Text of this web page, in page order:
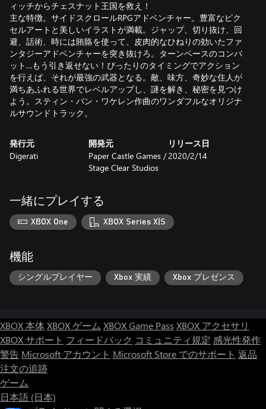
ィッチからチェスナット王国を救え！
主な特徴。サイドスクロールRPGアドベンチャー。豊富なピク
セルアートと美しいイラストが満載。ジャップ、切り抜け、回
避、話術、時には賄賂を使って、皮肉的なひねりの効いたファ
ンタジーアドベンチャーを突き抜けろ。ターンベースのコンバ
ット…もう引き返せない！ぴったりのタイミングでアクション
を行えば、それが最強の武器となる。敵、味方、奇妙な住人が
満ちあふれる世界でレベルアップし、謎を解き、秘密を見つけ
よう。スティン・バン・ワケレン作曲のワンダフルなオリジナ
ルサウンドトラック。
発行元
Digerati
開発元
Paper Castle Games /
Stage Clear Studios
リリース日
2020/2/14
一緒にプレイする
XBOX One XBOX Series X|S
機能
シングルプレイヤー Xbox 実績 Xbox プレゼンス
XBOX 本体XBOX ゲーム XBOX Game Pass XBOX アクセサリ
XBOX サポート フィードバック コミュニティ規定 感光性発作
警告 Microsoft アカウント Microsoft Store でのサポート 返品
注文の追跡
ゲーム
日本語 (日本)